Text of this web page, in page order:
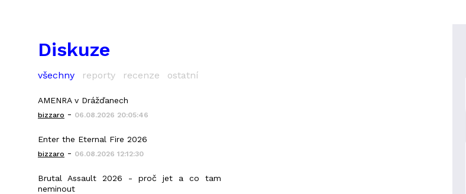
Diskuze
všechny reporty recenze ostatní
AMENRA v Drážďanech
bizzaro - 06.08.2026 20:05:46
Enter the Eternal Fire 2026
bizzaro - 06.08.2026 12:12:30
Brutal Assault 2026 - proč jet a co tam
neminout